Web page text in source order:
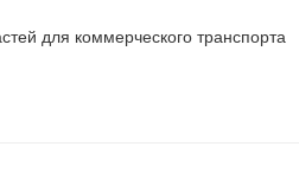
для коммерческого транспорта